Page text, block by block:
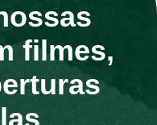
filmes,